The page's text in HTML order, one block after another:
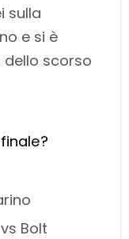
sulla
e si è
dello scorso
Bolt